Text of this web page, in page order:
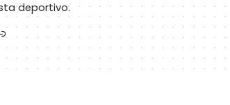
deportivo.